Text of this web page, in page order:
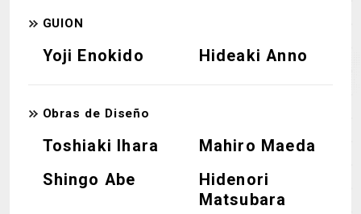
GUION
Yoji Enokido Hideaki Anno
Obras de Diseño
Toshiaki Ihara
Mahiro Maeda
Shingo Abe
Hidenori
Matsubara